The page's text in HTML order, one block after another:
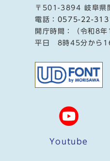
〒501-3894 岐阜県
電話： 0575-22-
開庁時間：（令和8
平日 8時45分から
Youtube